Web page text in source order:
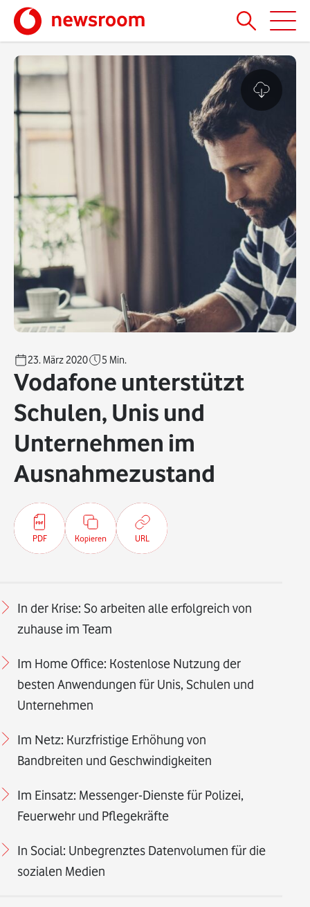
23. März 2020 5 Min.
Vodafone unterstützt
Schulen, Unis und
Unternehmen im
Ausnahmezustand
PDF Kopieren URL
In der Krise: So arbeiten alle erfolgreich von
zuhause im Team
Im Home Office: Kostenlose Nutzung der
besten Anwendungen für Unis, Schulen und
Unternehmen
Im Netz: Kurzfristige Erhöhung von
Bandbreiten und Geschwindigkeiten
Im Einsatz: Messenger-Dienste für Polizei,
Feuerwehr und Pflegekräfte
In Social: Unbegrenztes Datenvolumen für die
sozialen Medien